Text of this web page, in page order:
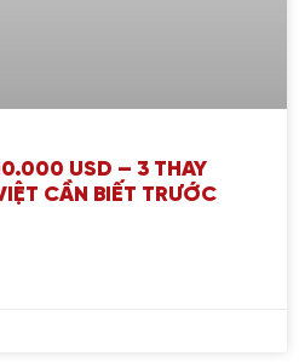
USD – 3 THAY
CẦN BIẾT TRƯỚC